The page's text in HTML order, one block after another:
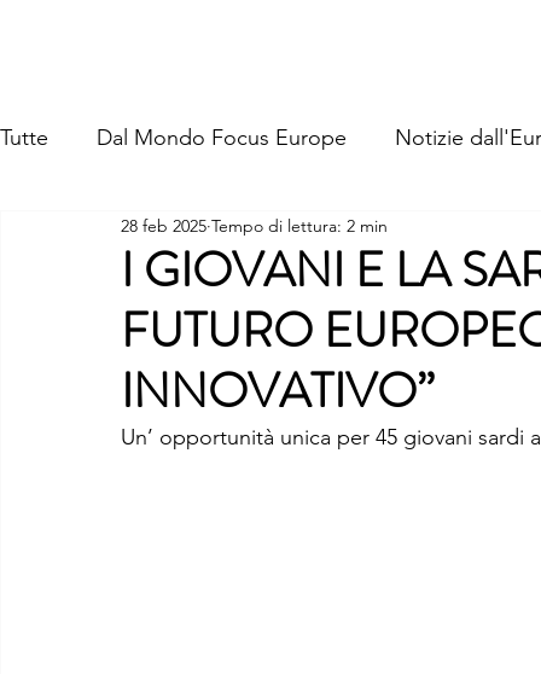
Tutte Dal Mondo Focus Europe Notizie
I GIOVANI E LA
FUTURO
INNOVATIVO”
28 feb 2025 Tempo di lettura: 2 min
Un’ opportunità unica per 45 giovani